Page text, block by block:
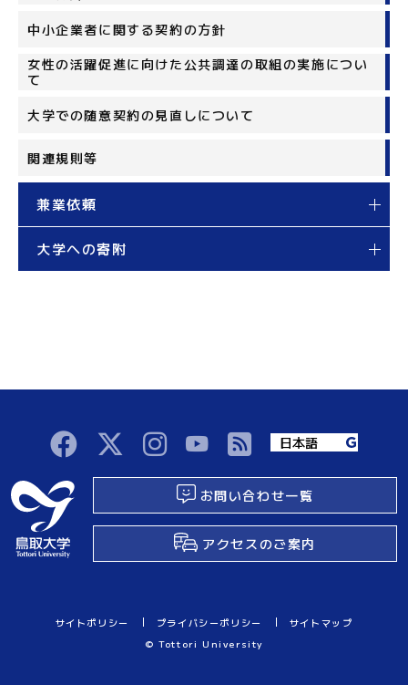
中小企業者に関する契約の方針
女性の活躍促進に向けた公共調達の取組の実施につい
て
大学での随意契約の見直しについて
関連規則等
兼業依頼
大学への寄附
お問い合わせ一覧
アクセスのご案内
サイトポリシー プライバシーポリシー
サイトマップ
© Tottori University